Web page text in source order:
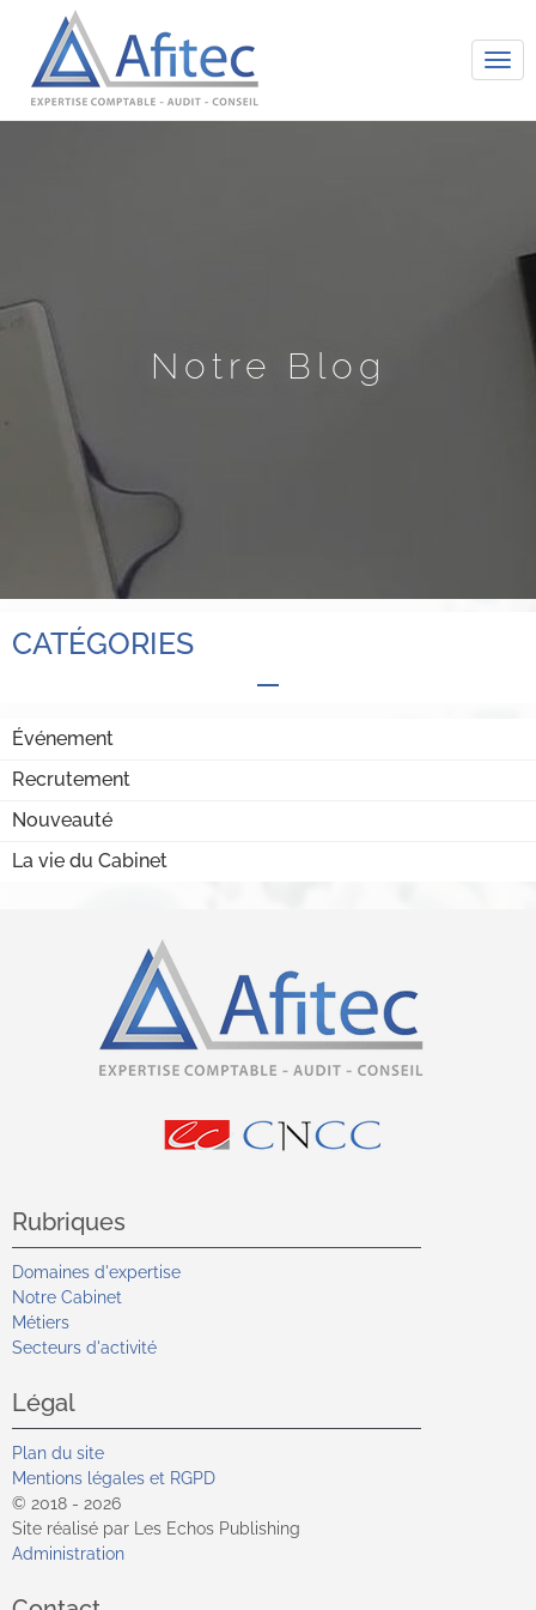
Notre Blog
CATÉGORIES
Événement
Recrutement
Nouveauté
La vie du Cabinet
Rubriques
Domaines d'expertise
Notre Cabinet
Métiers
Secteurs d'activité
Légal
Plan du site
Mentions légales et RGPD
© 2018 - 2026
Site réalisé par Les Echos Publishing
Administration